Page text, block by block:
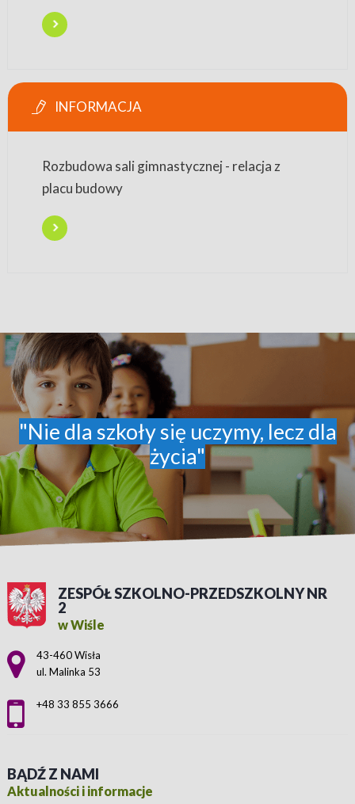
INFORMACJA
Rozbudowa sali gimnastycznej - relacja z
placu budowy
"Nie dla szkoły się uczymy, lecz dla
życia"
ZESPÓŁ SZKOLNO-PRZEDSZKOLNY NR
2
w Wiśle
Adres pocztowy:
43-460 Wisła
ul. Malinka 53
+48 33 855 3666
BĄDŹ Z NAMI
Aktualności i informacje